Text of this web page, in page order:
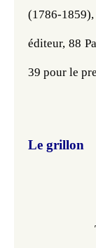
(1786-1859),
éditeur, 88
39 pour le
Le grillon